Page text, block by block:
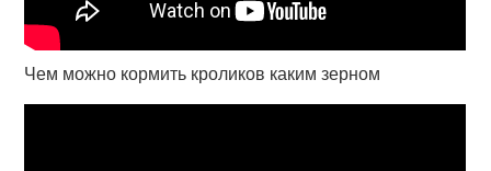
Чем можно кормить кроликов каким зерном